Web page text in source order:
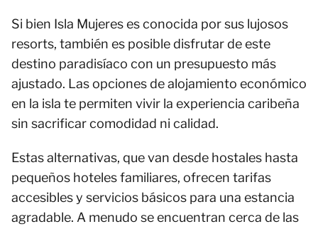
Si bien Isla Mujeres es conocida por sus lujosos
resorts, también es posible disfrutar de este
destino paradisíaco con un presupuesto más
ajustado. Las opciones de alojamiento económico
en la isla te permiten vivir la experiencia caribeña
sin sacrificar comodidad ni calidad.
Estas alternativas, que van desde hostales hasta
pequeños hoteles familiares, ofrecen tarifas
accesibles y servicios básicos para una estancia
agradable. A menudo se encuentran cerca de las